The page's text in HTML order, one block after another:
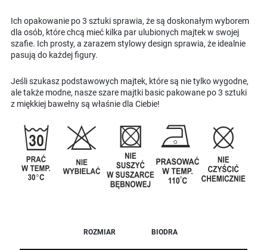
Ich opakowanie po 3 sztuki sprawia, że są doskonałym wyborem
dla osób, które chcą mieć kilka par ulubionych majtek w swojej
szafie. Ich prosty, a zarazem stylowy design sprawia, że idealnie
pasują do każdej figury.
Jeśli szukasz podstawowych majtek, które są nie tylko wygodne,
ale także modne, nasze szare majtki basic pakowane po 3 sztuki
z miękkiej bawełny są właśnie dla Ciebie!
ROZMIAR BIODRA